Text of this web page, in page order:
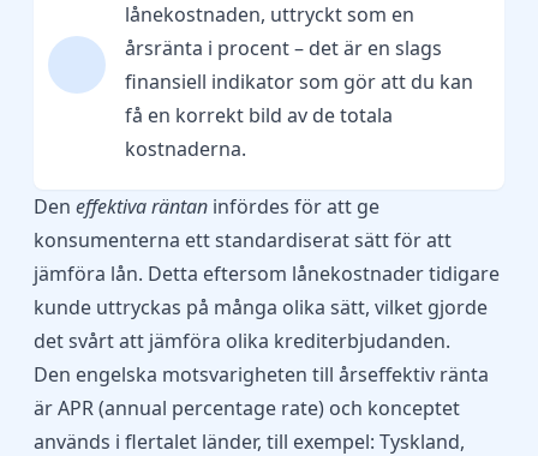
lånekostnaden, uttryckt som en
årsränta i procent – det är en slags
finansiell indikator som gör att du kan
få en korrekt bild av de totala
kostnaderna.
Den effektiva räntan infördes för att ge
konsumenterna ett standardiserat sätt för att
jämföra lån. Detta eftersom lånekostnader tidigare
kunde uttryckas på många olika sätt, vilket gjorde
det svårt att jämföra olika krediterbjudanden.
Den engelska motsvarigheten till årseffektiv ränta
är APR (annual percentage rate) och konceptet
används i flertalet länder, till exempel: Tyskland,